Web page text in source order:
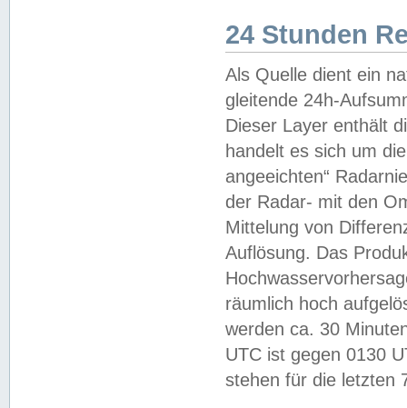
24 Stunden
Als Quelle dient ein
gleitende 24h-
Dieser Layer enthält
handelt es sich um
angeeichten“
der Radar- mit den
Mittelung von
Auflösung. Das
räumlich hoch
werden ca. 30
UTC ist gegen 0130
stehen für die letzten